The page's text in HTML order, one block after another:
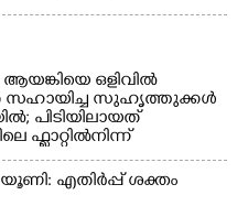
ഒളിവിൽ
സഹായിച്ച സുഹൃത്തുക്കൾ
പിടിയിലായത്
ഫ്ലാറ്റിൽനിന്ന്
എതിർപ്പ് ശക്തം